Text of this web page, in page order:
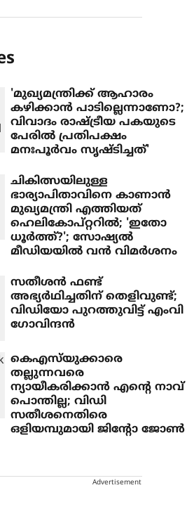
'മുഖ്യമന്ത്രിക്ക് ആഹാരം
കഴിക്കാന്‍ പാടില്ലെന്നാണോ?;
വിവാദം രാഷ്ട്രീയ പകയുടെ
പേരില്‍ പ്രതിപക്ഷം
മനഃപൂര്‍വം സൃഷ്ടിച്ചത്'
ചികിത്സയിലുള്ള
ഭാര്യാപിതാവിനെ കാണാന്‍
മുഖ്യമന്ത്രി എത്തിയത്
ഹെലികോപ്റ്ററില്‍; 'ഇതോ
ധൂര്‍ത്ത്?'; സോഷ്യല്‍
മീഡിയയില്‍ വന്‍ വിമര്‍ശനം
സതീശന്‍ ഫണ്ട്
അഭ്യര്‍ഥിച്ചതിന് തെളിവുണ്ട്;
വിഡിയോ പുറത്തുവിട്ട് എംവി
ഗോവിന്ദന്‍
കെഎസ്‌യുക്കാരെ
തല്ലുന്നവരെ
ന്യായീകരിക്കാന്‍ എന്റെ നാവ്
പൊന്തില്ല; വിഡി
സതീശനെതിരെ
ഒളിയമ്പുമായി ജിന്റോ ജോണ്‍
Advertisement